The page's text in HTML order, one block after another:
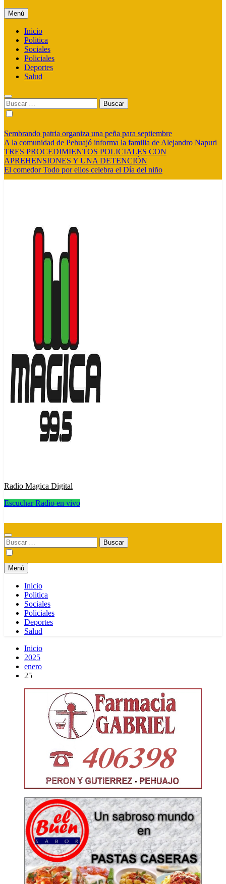
Menú
Inicio
Politica
Sociales
Policiales
Deportes
Salud
Buscar:
Sembrando patria organiza una peña para septiembre
A la comunidad de Pehuajó informa la familia de Alejandro Napuri
TRES PROCEDIMIENTOS POLICIALES CON
APREHENSIONES Y UNA DETENCIÓN
El comedor Todo por ellos celebra el Día del niño
Radio Magica Digital
Escuchar Radio en vivo
Buscar:
Menú
Inicio
Politica
Sociales
Policiales
Deportes
Salud
Inicio
2025
enero
25